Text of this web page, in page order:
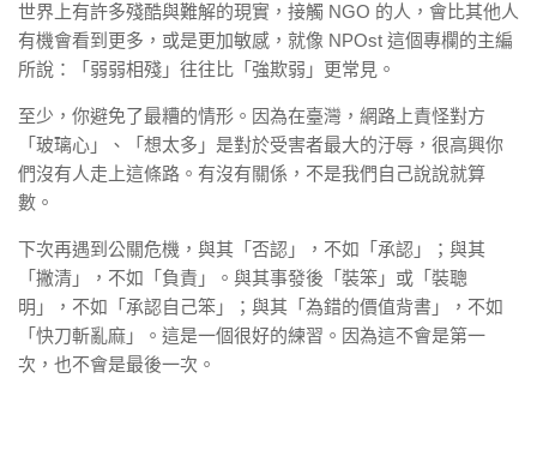
世界上有許多殘酷與難解的現實，接觸 NGO 的人，會比其他人
有機會看到更多，或是更加敏感，就像 NPOst 這個專欄的主編
所說：「弱弱相殘」往往比「強欺弱」更常見。
至少，你避免了最糟的情形。因為在臺灣，網路上責怪對方
「玻璃心」、「想太多」是對於受害者最大的汙辱，很高興你
們沒有人走上這條路。有沒有關係，不是我們自己說說就算
數。
下次再遇到公關危機，與其「否認」，不如「承認」；與其
「撇清」，不如「負責」。與其事發後「裝笨」或「裝聰
明」，不如「承認自己笨」；與其「為錯的價值背書」，不如
「快刀斬亂麻」。這是一個很好的練習。因為這不會是第一
次，也不會是最後一次。